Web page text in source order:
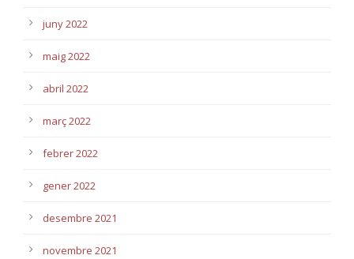
juny 2022
maig 2022
abril 2022
març 2022
febrer 2022
gener 2022
desembre 2021
novembre 2021